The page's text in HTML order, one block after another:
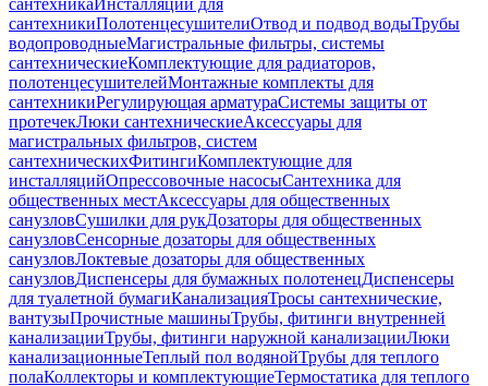
сантехникаИнсталляции для
сантехникиПолотенцесушителиОтвод и подвод водыТрубы
водопроводныеМагистральные фильтры, системы
сантехническиеКомплектующие для радиаторов,
полотенцесушителейМонтажные комплекты для
сантехникиРегулирующая арматураСистемы защиты от
протечекЛюки сантехническиеАксессуары для
магистральных фильтров, систем
сантехническихФитингиКомплектующие для
инсталляцийОпрессовочные насосыСантехника для
общественных местАксессуары для общественных
санузловСушилки для рукДозаторы для общественных
санузловСенсорные дозаторы для общественных
санузловЛоктевые дозаторы для общественных
санузловДиспенсеры для бумажных полотенецДиспенсеры
для туалетной бумагиКанализацияТросы сантехнические,
вантузыПрочистные машиныТрубы, фитинги внутренней
канализацииТрубы, фитинги наружной канализацииЛюки
канализационныеТеплый пол водянойТрубы для теплого
полаКоллекторы и комплектующиеТермостатика для теплого